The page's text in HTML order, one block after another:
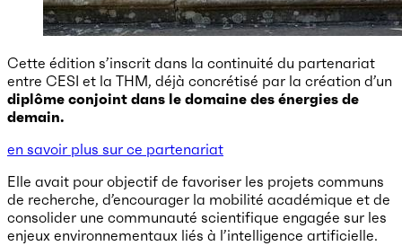
Cette édition s’inscrit dans la continuité du partenariat
entre CESI et la THM, déjà concrétisé par la création d’un
diplôme conjoint dans le domaine des énergies de
demain.
en savoir plus sur ce partenariat
Elle avait pour objectif de favoriser les projets communs
de recherche, d’encourager la mobilité académique et de
consolider une communauté scientifique engagée sur les
enjeux environnementaux liés à l’intelligence artificielle.